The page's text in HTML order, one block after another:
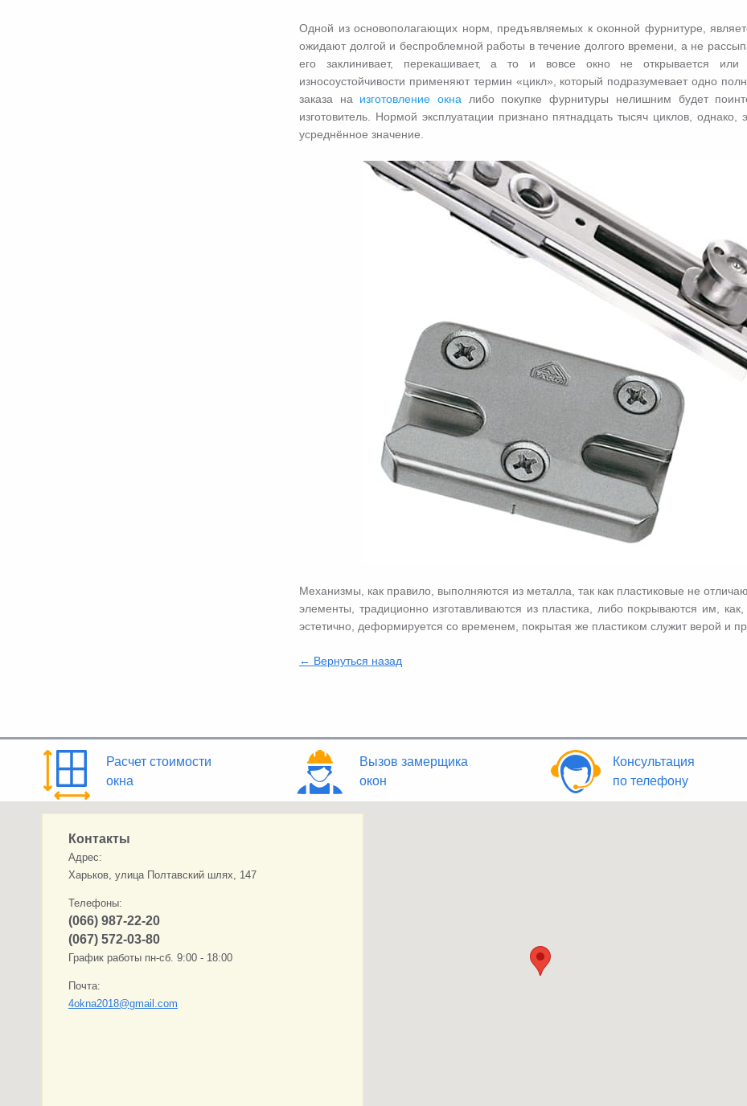
Одной из основополагающих норм, предъявляемых к оконной фурнитуре,
ожидают долгой и беспроблемной работы в течение долгого времени, а не
его заклинивает, перекашивает, а то и вовсе окно не открывается или
износоустойчивости применяют термин «цикл», который подразумевает одно
заказа на изготовление окна либо покупке фурнитуры нелишним будет
изготовитель. Нормой эксплуатации признано пятнадцать тысяч циклов,
усреднённое значение.
Механизмы, как правило, выполняются из металла, так как пластиковые не
элементы, традиционно изготавливаются из пластика, либо покрываются им,
эстетично, деформируется со временем, покрытая же пластиком служит верой и
← Вернуться назад
Расчет стоимости
окна
Вызов замерщика
окон
Консультация
по телефону
Контакты
Адрес:
Харьков, улица Полтавский шлях, 147
Телефоны:
(066) 987-22-20
(067) 572-03-80
График работы пн-сб. 9:00 - 18:00
Почта:
4okna2018@gmail.com